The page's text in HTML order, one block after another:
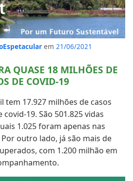
em 21/06/2021
QUASE 18 MILHÕES DE
DE COVID-19
tem 17.927 milhões de casos
19. São 501.825 vidas
1.025 foram apenas nas
outro lado, já são mais de
com 1.200 milhão em